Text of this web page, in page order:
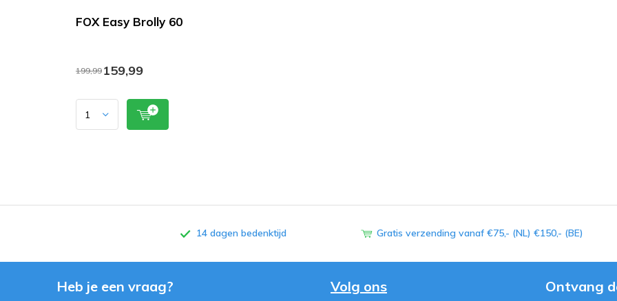
FOX Easy Brolly 60
199,99159,99
14 dagen bedenktijd Gratis verzending vanaf €75,- (NL) €150,- (BE)
Heb je een vraag? Volg ons Ontvang